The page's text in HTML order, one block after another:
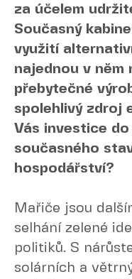
za účelem
Současný
využití
najednou v něm
přebytečné
spolehlivý zdroj
Vás investice
současného
hospodářství?
Mařiče jsou
selhání zelené
politiků. S
solárních a